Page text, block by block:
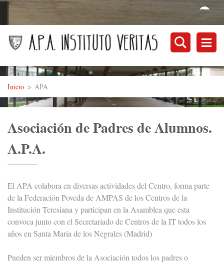
Inicio > APA
Asociación de Padres de Alumnos.
A.P.A.
El APA colabora en diversas actividades del Centro, forma parte
de la Federación Poveda de AMPAS de los Centros de la
Institución Teresiana y participan en la Asamblea que esta
convoca junto con el Secretariado de Centros de la IT todos los
años en Santa María de los Negrales (Madrid)
Pueden ser miembros de la Asociación todos los padres o